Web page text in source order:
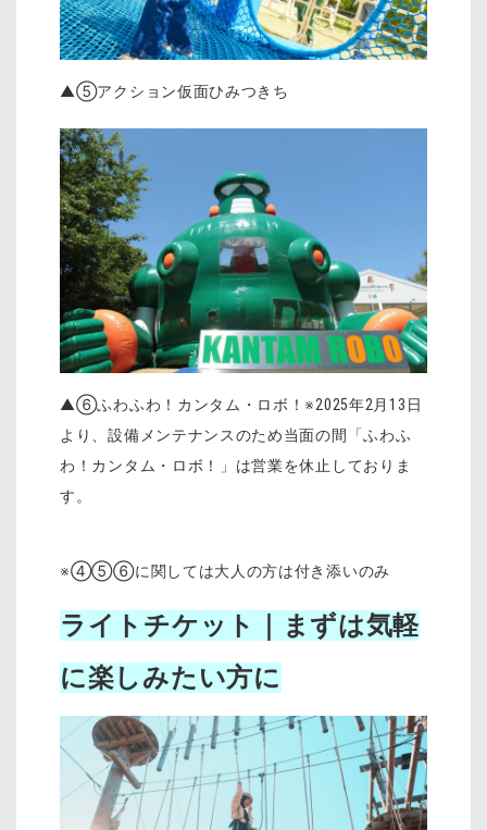
▲⑤アクション仮面ひみつきち
▲⑥ふわふわ！カンタム・ロボ！※2025年2月13日
より、設備メンテナンスのため当面の間「ふわふ
わ！カンタム・ロボ！」は営業を休止しておりま
す。
※④⑤⑥に関しては大人の方は付き添いのみ
ライトチケット｜まずは気軽
に楽しみたい方に